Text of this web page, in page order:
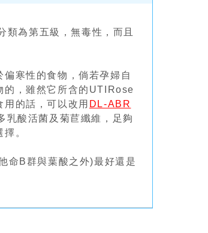
為第五級，無毒性，而且
寒性的食物，倘若孕婦自
的，雖然它所含的UTIRose
的話，可以改用 DL-ABR
乳酸活菌及菊苣纖維，足夠
。
命B群與葉酸之外)最好還是